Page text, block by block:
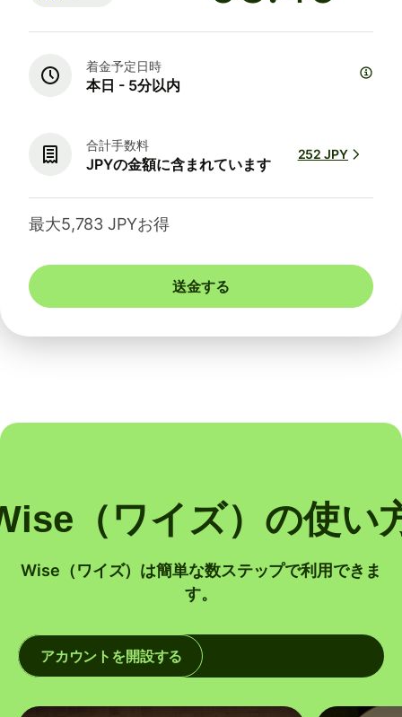
着金予定日時
本日 - 5分以内
合計手数料
JPYの金額に含まれています
252 JPY
最大5,783 JPYお得
送金する
（ワイズ）の使い
Wise（ワイズ）は簡単な数ステップで利用できま
す。
アカウントを開設する